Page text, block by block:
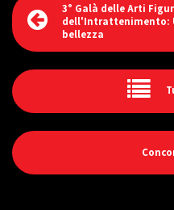
3° Galà delle Arti
dell'Intrattenimento:
bellezza